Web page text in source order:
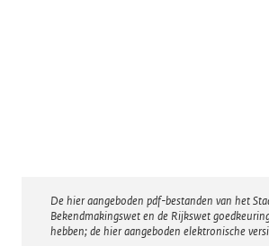
Disclaimer
De hier aangeboden pdf-bestanden van het
Bekendmakingswet en de Rijkswet
hebben; de hier aangeboden elektronische